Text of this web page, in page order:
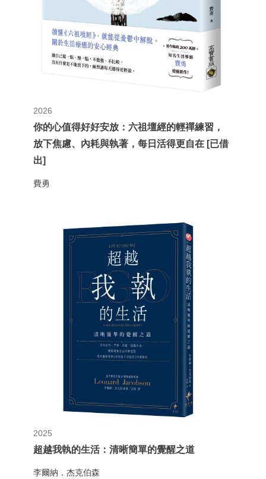
2026
你的心值得好好安放：六祖壇經的輕禪練習，
放下焦慮、內耗與執著，每日活得更自在 [已借
出]
費勇
2025
超越我執的生活：清晰簡單的覺醒之道
李爾納．杰克伯森